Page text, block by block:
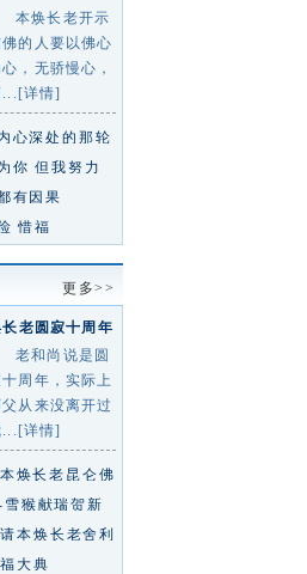
本焕长老开示
的人要以佛心
心，无骄慢心，
...[详情]
心深处的那轮
你 但我努力
有因果
惜福
更多>>
老圆寂十周年
老和尚说是圆
周年，实际上
父从来没离开过
...[详情]
焕长老昆仑佛
猴献瑞贺新
寺专
本焕长老舍利
大典